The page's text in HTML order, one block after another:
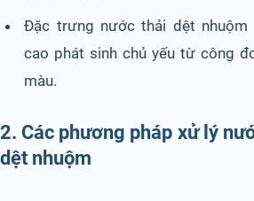
Đặc trưng nước thải dệt nhuộm
cao phát sinh chủ yếu từ công
màu.
2. Các phương pháp xử lý
dệt nhuộm